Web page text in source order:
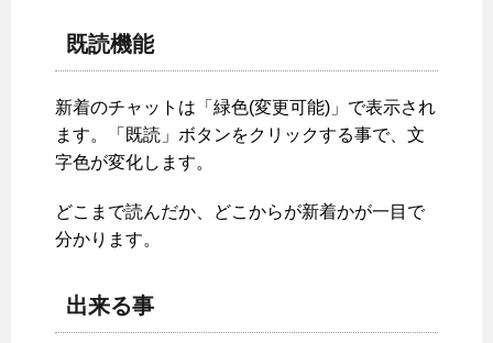
既読機能
新着のチャットは「緑色(変更可能)」で表示され
ます。「既読」ボタンをクリックする事で、文
字色が変化します。
どこまで読んだか、どこからが新着かが一目で
分かります。
出来る事